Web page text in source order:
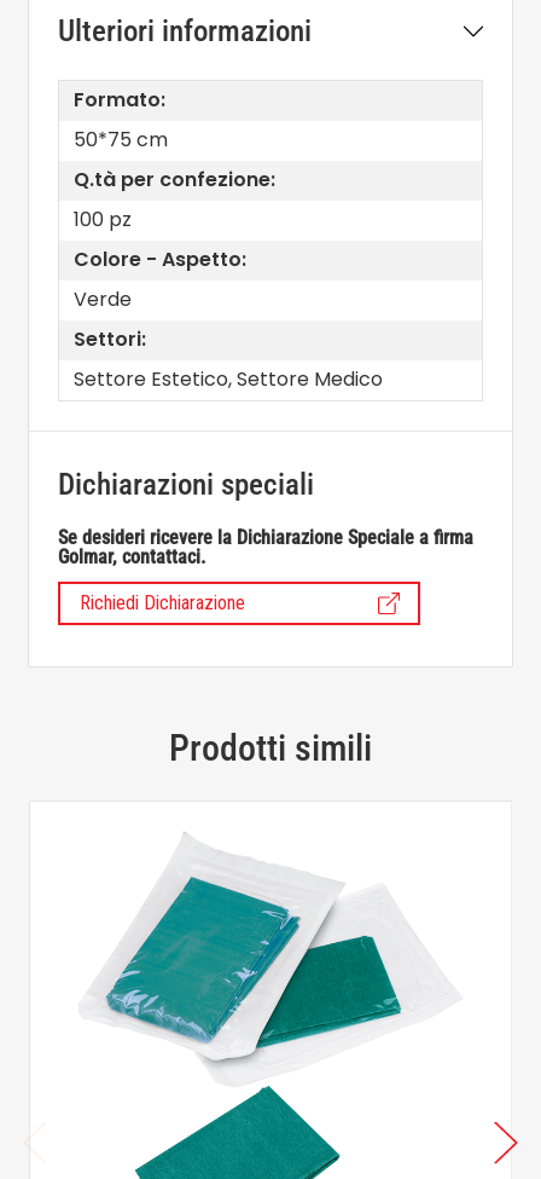
Ulteriori informazioni
Formato:
50*75 cm
Q.tà per confezione:
100 pz
Colore - Aspetto:
Verde
Settori:
Settore Estetico, Settore Medico
Dichiarazioni speciali
Se desideri ricevere la Dichiarazione Speciale a firma
Golmar, contattaci.
Richiedi Dichiarazione
Prodotti simili